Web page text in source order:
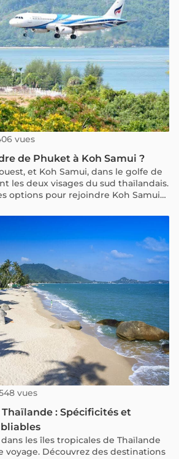
vues
de Phuket à Koh Samui ?
et Koh Samui, dans le golfe de
les deux visages du sud thaïlandais.
options pour rejoindre Koh Samui
bus, ferry ou voiture privée.
vues
: Spécificités et
les îles tropicales de Thaïlande
voyage. Découvrez des destinations